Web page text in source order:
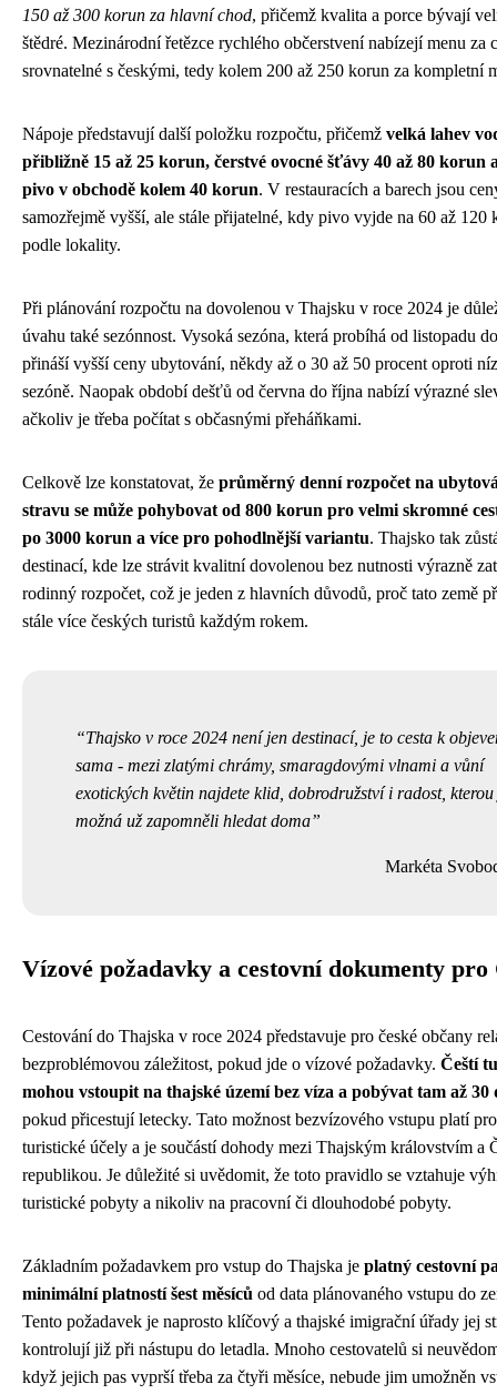
150 až 300 korun za hlavní chod, přičemž kvalita a porce bývají
štědré. Mezinárodní řetězce rychlého občerstvení nabízejí menu za
srovnatelné s českými, tedy kolem 200 až 250 korun za kompletní
Nápoje představují další položku rozpočtu, přičemž velká lahev
přibližně 15 až 25 korun, čerstvé ovocné šťávy 40 až 80 korun
pivo v obchodě kolem 40 korun. V restauracích a barech jsou
samozřejmě vyšší, ale stále přijatelné, kdy pivo vyjde na 60 až 120
podle lokality.
Při plánování rozpočtu na dovolenou v Thajsku v roce 2024 je
úvahu také sezónnost. Vysoká sezóna, která probíhá od listopadu
přináší vyšší ceny ubytování, někdy až o 30 až 50 procent oproti
sezóně. Naopak období dešťů od června do října nabízí výrazné
ačkoliv je třeba počítat s občasnými přeháňkami.
Celkově lze konstatovat, že průměrný denní rozpočet na
stravu se může pohybovat od 800 korun pro velmi skromné
po 3000 korun a více pro pohodlnější variantu. Thajsko tak
destinací, kde lze strávit kvalitní dovolenou bez nutnosti výrazně
rodinný rozpočet, což je jeden z hlavních důvodů, proč tato země
stále více českých turistů každým rokem.
Thajsko v roce 2024 není jen destinací, je to cesta k
sama - mezi zlatými chrámy, smaragdovými vlnami a vůní
exotických květin najdete klid, dobrodružství i radost, kterou
možná už zapomněli hledat doma
Markéta
Vízové požadavky a cestovní dokumenty pro
Cestování do Thajska v roce 2024 představuje pro české občany
bezproblémovou záležitost, pokud jde o vízové požadavky. Čeští
mohou vstoupit na thajské území bez víza a pobývat tam až 30
pokud přicestují letecky. Tato možnost bezvízového vstupu platí pro
turistické účely a je součástí dohody mezi Thajským královstvím a
republikou. Je důležité si uvědomit, že toto pravidlo se vztahuje
turistické pobyty a nikoliv na pracovní či dlouhodobé pobyty.
Základním požadavkem pro vstup do Thajska je platný cestovní
minimální platností šest měsíců od data plánovaného vstupu do
Tento požadavek je naprosto klíčový a thajské imigrační úřady jej
kontrolují již při nástupu do letadla. Mnoho cestovatelů si
když jejich pas vyprší třeba za čtyři měsíce, nebude jim umožněn